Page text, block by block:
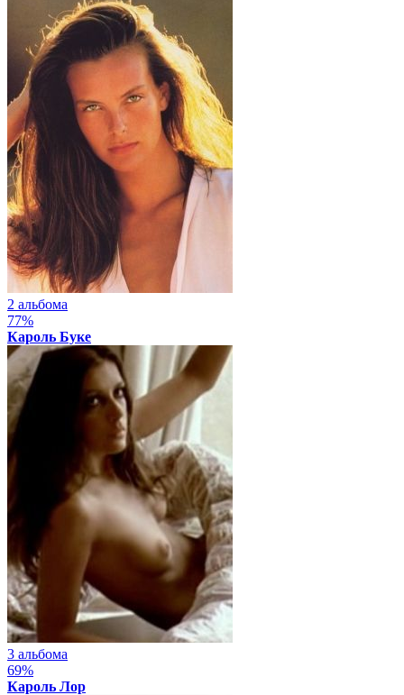
2 альбома
77%
Кароль Буке
3 альбома
69%
Кароль Лор